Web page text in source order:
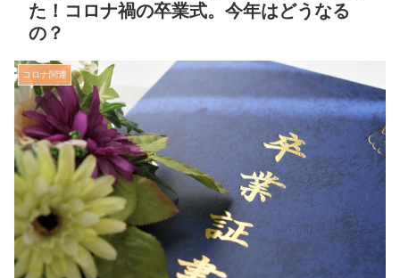
た！コロナ禍の卒業式。今年はどうなる
の？
コロナ関連